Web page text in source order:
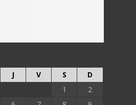
J V S
D
1
2